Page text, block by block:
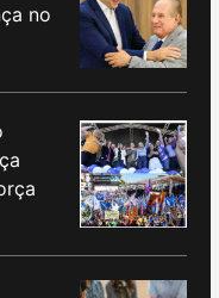
no